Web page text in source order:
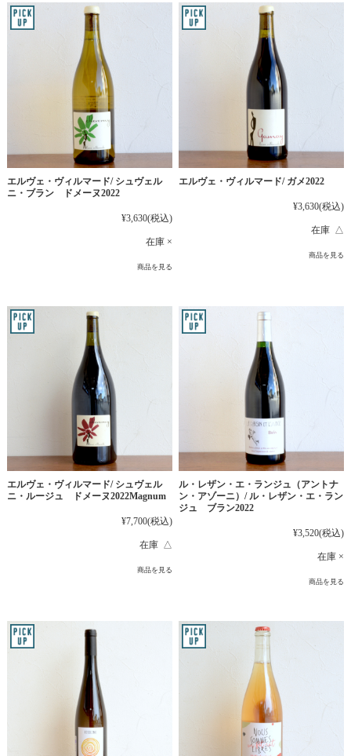
エルヴェ・ヴィルマード/ シュヴェル
ニ・ブラン ドメーヌ2022
¥3,630(税込)
在庫 ×
商品を見る
エルヴェ・ヴィルマード/ ガメ2022
¥3,630(税込)
在庫 △
商品を見る
エルヴェ・ヴィルマード/ シュヴェル
ニ・ルージュ ドメーヌ2022Magnum
¥7,700(税込)
在庫 △
商品を見る
ル・レザン・エ・ランジュ（アントナ
ン・アゾーニ）/ ル・レザン・エ・ラン
ジュ ブラン2022
¥3,520(税込)
在庫 ×
商品を見る